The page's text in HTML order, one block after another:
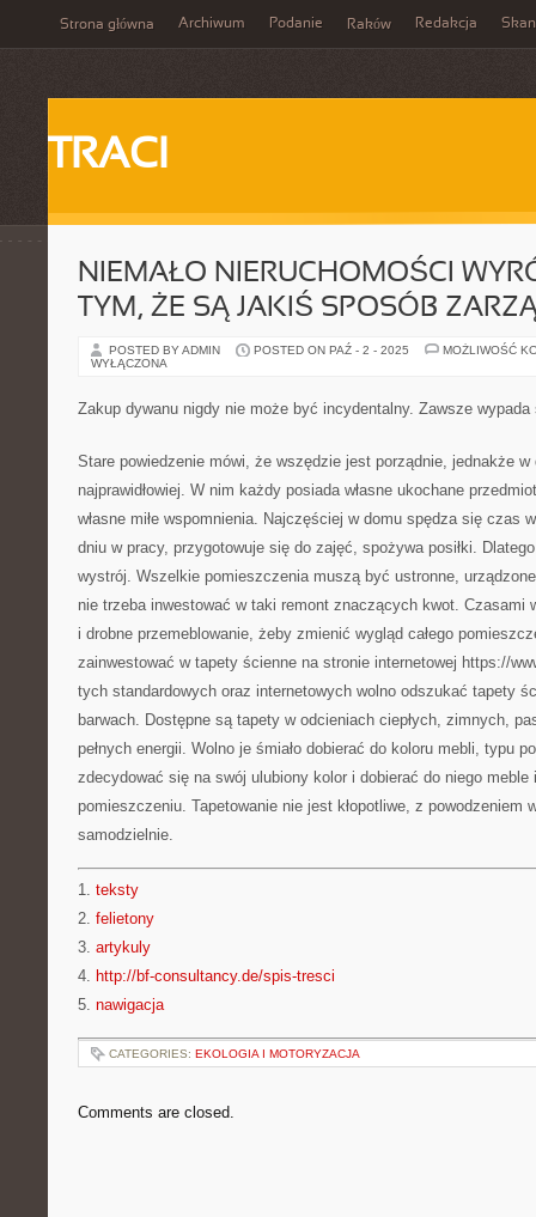
Strona główna Archiwum Podanie Raków Redakcja
TRACI
NIEMAŁO NIERUCHOMOŚCI
TYM, ŻE SĄ JAKIŚ SPOSÓB
POSTED BY ADMIN POSTED ON PAŹ - 2 - 2025
MOŻLIWOŚĆ
WYŁĄCZONA
Zakup dywanu nigdy nie może być incydentalny. Zawsze
Stare powiedzenie mówi, że wszędzie jest porządnie, jednakże
najprawidłowiej. W nim każdy posiada własne ukochane
własne miłe wspomnienia. Najczęściej w domu spędza się czas
dniu w pracy, przygotowuje się do zajęć, spożywa posiłki.
wystrój. Wszelkie pomieszczenia muszą być ustronne,
nie trzeba inwestować w taki remont znaczących kwot. Czasami
i drobne przemeblowanie, żeby zmienić wygląd całego
zainwestować w tapety ścienne na stronie internetowej https://
tych standardowych oraz internetowych wolno odszukać tapety
barwach. Dostępne są tapety w odcieniach ciepłych, zimnych,
pełnych energii. Wolno je śmiało dobierać do koloru mebli, typu
zdecydować się na swój ulubiony kolor i dobierać do niego meble
pomieszczeniu. Tapetowanie nie jest kłopotliwe, z powodzeniem
samodzielnie.
1. teksty
2. felietony
3. artykuly
4. http://bf-consultancy.de/spis-tresci
5. nawigacja
CATEGORIES: EKOLOGIA I MOTORYZACJA
Comments are closed.